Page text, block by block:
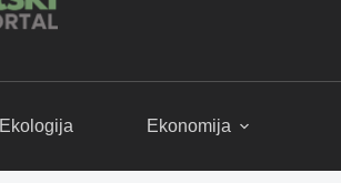
Ekologija Ekonomija